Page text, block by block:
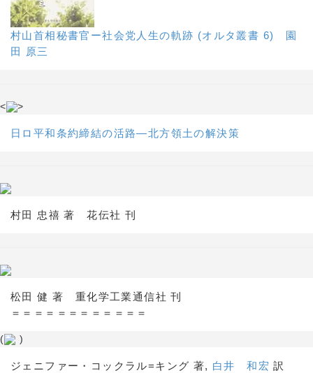
村山首相秘書官ー社会党人生の軌跡 (オルタ叢書 6) 園
田 原三
< >
日ロ平和条約締結の活路―北方領土の解決策
村田 忠禧 著 花伝社 刊
松田 健 著 重化学工業通信社 刊
＝＝＝＝＝＝＝＝＝＝＝＝
( )
ジェニファー・コックラル=キング 著, 白井 和宏 訳